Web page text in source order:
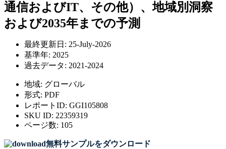
通信およびIT、その他）、地域別洞察
および2035年までの予測
最終更新日: 25-July-2026
基準年: 2025
過去データ: 2021-2024
地域: グローバル
形式: PDF
レポートID: GGI105808
SKU ID: 22359319
ページ数: 105
無料サンプルをダウンロード